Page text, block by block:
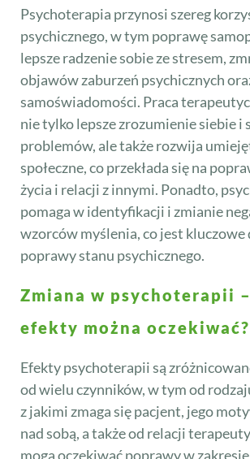
Psychoterapia przynosi szereg
psychicznego, w tym poprawę
lepsze radzenie sobie ze stresem,
objawów zaburzeń psychicznych
samoświadomości. Praca
nie tylko lepsze zrozumienie siebie i
problemów, ale także rozwija
społeczne, co przekłada się na
życia i relacji z innymi. Ponadto,
pomaga w identyfikacji i zmianie
wzorców myślenia, co jest kluczowe
poprawy stanu psychicznego.
Zmiana w psychoterapii
efekty można oczekiwać?
Efekty psychoterapii są
od wielu czynników, w tym od
z jakimi zmaga się pacjent, jego
nad sobą, a także od relacji
mogą oczekiwać poprawy w